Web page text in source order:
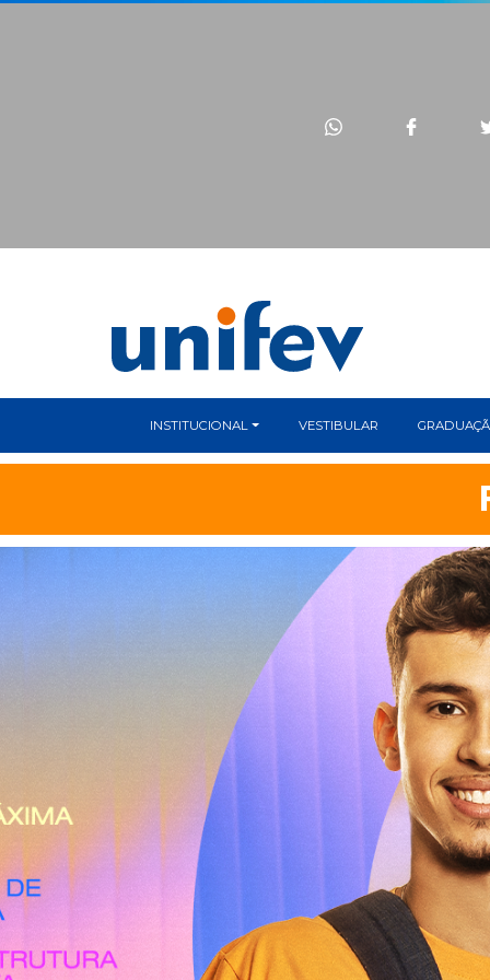
INSTITUCIONAL VESTIBULAR